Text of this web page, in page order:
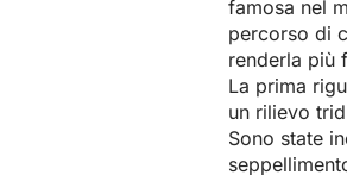
famosa nel
percorso di
renderla più
La prima
un rilievo
Sono state